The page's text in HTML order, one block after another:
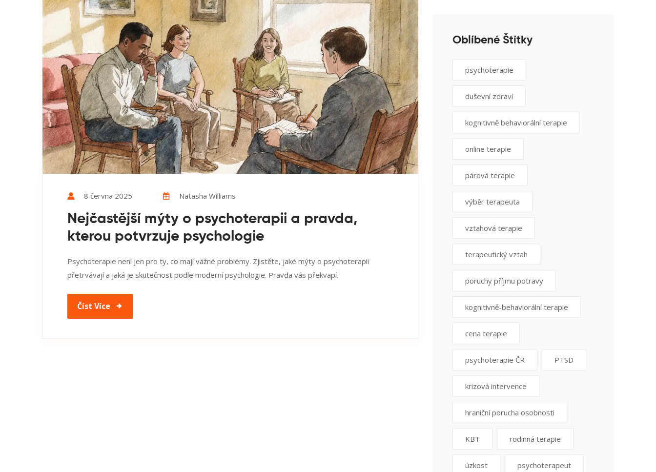
8 června 2025 Natasha Williams
Nejčastější mýty o psychoterapii a pravda,
kterou potvrzuje psychologie
Psychoterapie není jen pro ty, co mají vážné problémy. Zjistěte, jaké mýty o psychoterapii
přetrvávají a jaká je skutečnost podle moderní psychologie. Pravda vás překvapí.
Číst Více
Oblíbené Štítky
psychoterapie
duševní zdraví
kognitivně behaviorální terapie
online terapie
párová terapie
výběr terapeuta
vztahová terapie
terapeutický vztah
poruchy příjmu potravy
kognitivně-behaviorální terapie
cena terapie
psychoterapie ČR PTSD
krizová intervence
hraniční porucha osobnosti
KBT rodinná terapie
úzkost psychoterapeut